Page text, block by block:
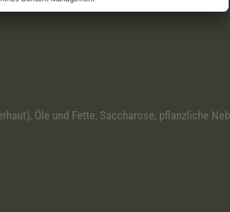
Öle und Fette, Saccharose, pflanzliche